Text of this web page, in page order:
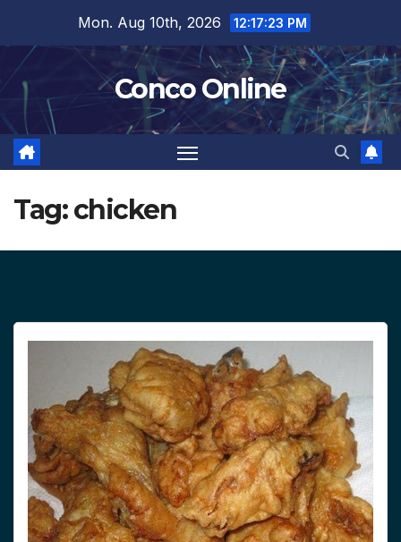
content
Mon. Aug 10th, 2026 12:17:24 PM
Conco Online
Tag:chicken